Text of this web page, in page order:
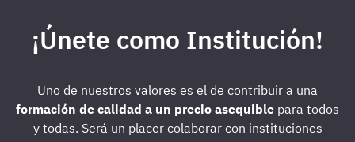
¡Únete como Institución!
Uno de nuestros valores es el de contribuir a una
formación de calidad a un precio asequible para todos
y todas. Será un placer colaborar con instituciones